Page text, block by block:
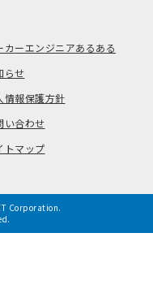
カーエンジニアあるある
らせ
情報保護方針
い合わせ
トマップ
Corporation.